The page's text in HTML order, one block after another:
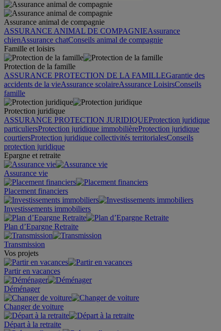
Assurance animal de compagnie
ASSURANCE ANIMAL DE COMPAGNIEAssurance
chienAssurance chatConseils animal de compagnie
Famille et loisirs
Protection de la famille
ASSURANCE PROTECTION DE LA FAMILLEGarantie des
accidents de la vieAssurance scolaireAssurance LoisirsConseils
famille
Protection juridique
ASSURANCE PROTECTION JURIDIQUEProtection juridique
particuliersProtection juridique immobilièreProtection juridique
courtiersProtection juridique collectivités territorialesConseils
protection juridique
Epargne et retraite
Assurance vie
Placement financiers
Investissements immobiliers
Plan d’Epargne Retraite
Transmission
Vos projets
Partir en vacances
Déménager
Changer de voiture
Départ à la retraite